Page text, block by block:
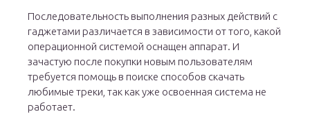
Последовательность выполнения разных действий с
гаджетами различается в зависимости от того, какой
операционной системой оснащен аппарат. И
зачастую после покупки новым пользователям
требуется помощь в поиске способов скачать
любимые треки, так как уже освоенная система не
работает.